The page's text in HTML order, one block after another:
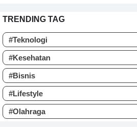
TRENDING TAG
#Teknologi
#Kesehatan
#Bisnis
#Lifestyle
#Olahraga